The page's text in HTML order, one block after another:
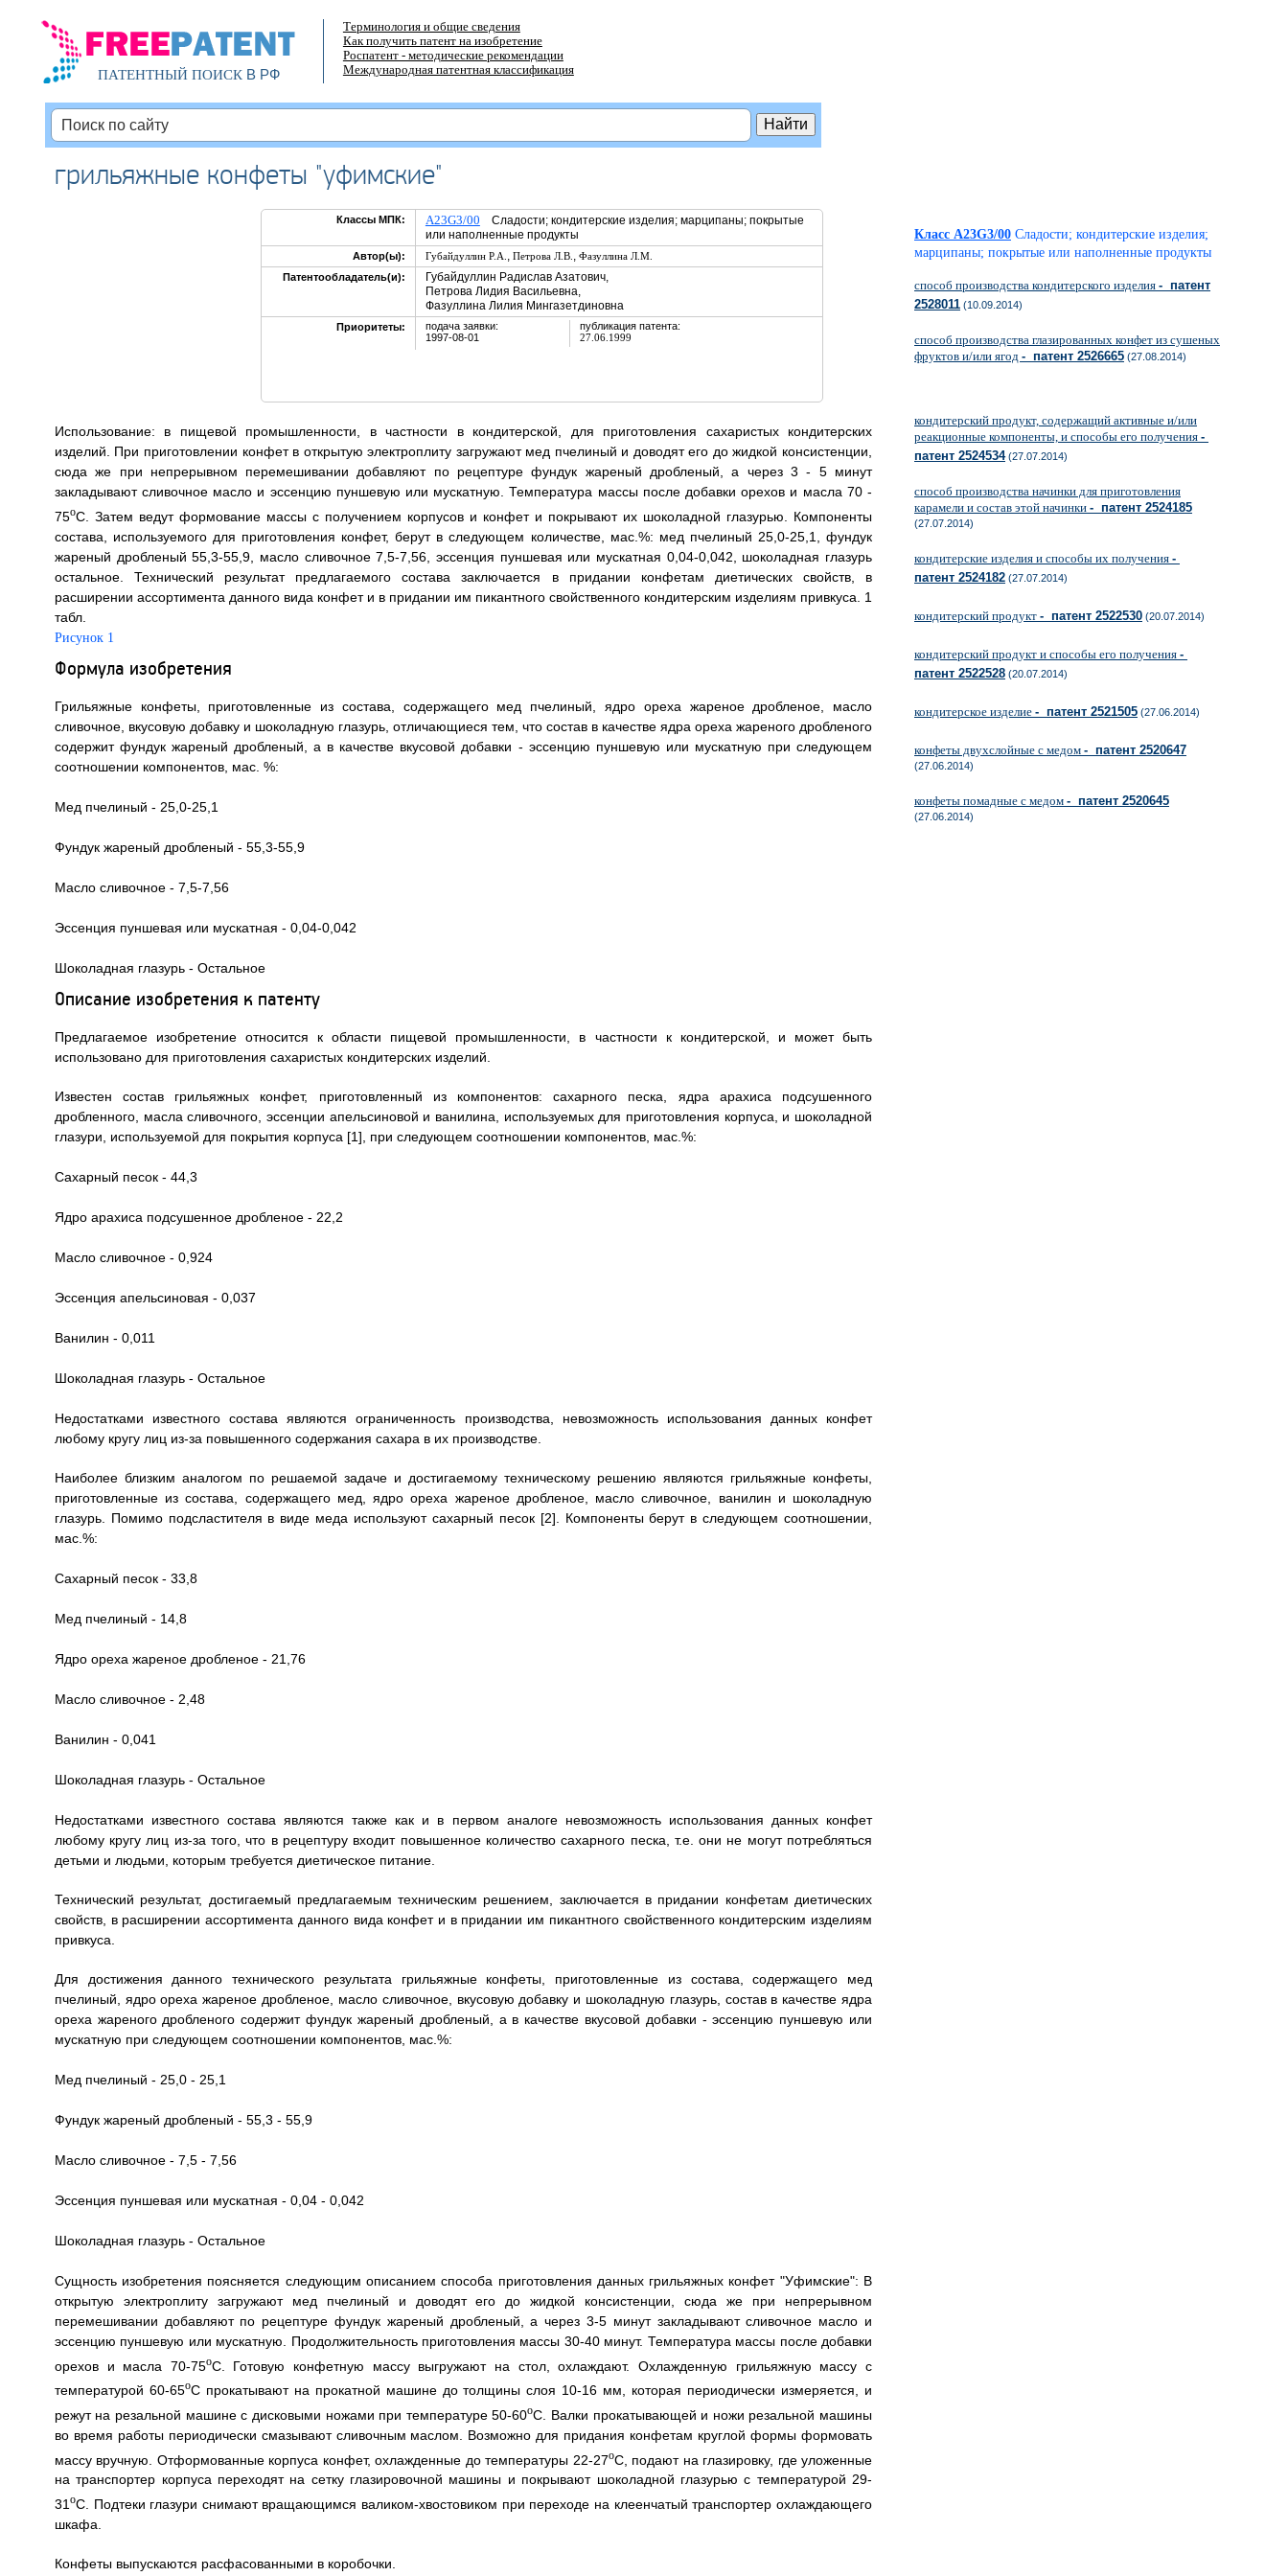
ПАТЕНТНЫЙ ПОИСКВ РФ
Терминология и общие сведения
Как получить патент на изобретение
Роспатент - методические рекомендации
Международная патентная классификация
грильяжные конфеты "уфимские"
Классы МПК: A23G3/00 Сладости; кондитерские изделия; марципаны; покрытые
или наполненные продукты
Автор(ы): Губайдуллин Р.А. , Петрова Л.В. , Фазуллина Л.М.
Патентообладатель(и):
Губайдуллин Радислав Азатович,
Петрова Лидия Васильевна,
Фазуллина Лилия Мингазетдиновна
Приоритеты:
подача заявки:
1997-08-01
публикация патента:
27.06.1999
Использование: в пищевой промышленности, в частности в кондитерской, для приготовления сахаристых кондитерских
изделий. При приготовлении конфет в открытую электроплиту загружают мед пчелиный и доводят его до жидкой консистенции,
сюда же при непрерывном перемешивании добавляют по рецептуре фундук жареный дробленый, а через 3 - 5 минут
закладывают сливочное масло и эссенцию пуншевую или мускатную. Температура массы после добавки орехов и масла 70 -
75oC. Затем ведут формование массы с получением корпусов и конфет и покрывают их шоколадной глазурью. Компоненты
состава, используемого для приготовления конфет, берут в следующем количестве, мас.%: мед пчелиный 25,0-25,1, фундук
жареный дробленый 55,3-55,9, масло сливочное 7,5-7,56, эссенция пуншевая или мускатная 0,04-0,042, шоколадная глазурь
остальное. Технический результат предлагаемого состава заключается в придании конфетам диетических свойств, в
расширении ассортимента данного вида конфет и в придании им пикантного свойственного кондитерским изделиям привкуса. 1
табл.
Рисунок 1
Формула изобретения
Грильяжные конфеты, приготовленные из состава, содержащего мед пчелиный, ядро ореха жареное дробленое, масло
сливочное, вкусовую добавку и шоколадную глазурь, отличающиеся тем, что состав в качестве ядра ореха жареного дробленого
содержит фундук жареный дробленый, а в качестве вкусовой добавки - эссенцию пуншевую или мускатную при следующем
соотношении компонентов, мас. %:
Мед пчелиный - 25,0-25,1
Фундук жареный дробленый - 55,3-55,9
Масло сливочное - 7,5-7,56
Эссенция пуншевая или мускатная - 0,04-0,042
Шоколадная глазурь - Остальное
Описание изобретения к патенту
Предлагаемое изобретение относится к области пищевой промышленности, в частности к кондитерской, и может быть
использовано для приготовления сахаристых кондитерских изделий.
Известен состав грильяжных конфет, приготовленный из компонентов: сахарного песка, ядра арахиса подсушенного
дробленного, масла сливочного, эссенции апельсиновой и ванилина, используемых для приготовления корпуса, и шоколадной
глазури, используемой для покрытия корпуса [1], при следующем соотношении компонентов, мас.%:
Сахарный песок - 44,3
Ядро арахиса подсушенное дробленое - 22,2
Масло сливочное - 0,924
Эссенция апельсиновая - 0,037
Ванилин - 0,011
Шоколадная глазурь - Остальное
Недостатками известного состава являются ограниченность производства, невозможность использования данных конфет
любому кругу лиц из-за повышенного содержания сахара в их производстве.
Наиболее близким аналогом по решаемой задаче и достигаемому техническому решению являются грильяжные конфеты,
приготовленные из состава, содержащего мед, ядро ореха жареное дробленое, масло сливочное, ванилин и шоколадную
глазурь. Помимо подсластителя в виде меда используют сахарный песок [2]. Компоненты берут в следующем соотношении,
мас.%:
Сахарный песок - 33,8
Мед пчелиный - 14,8
Ядро ореха жареное дробленое - 21,76
Масло сливочное - 2,48
Ванилин - 0,041
Шоколадная глазурь - Остальное
Недостатками известного состава являются также как и в первом аналоге невозможность использования данных конфет
любому кругу лиц из-за того, что в рецептуру входит повышенное количество сахарного песка, т.е. они не могут потребляться
детьми и людьми, которым требуется диетическое питание.
Технический результат, достигаемый предлагаемым техническим решением, заключается в придании конфетам диетических
свойств, в расширении ассортимента данного вида конфет и в придании им пикантного свойственного кондитерским изделиям
привкуса.
Для достижения данного технического результата грильяжные конфеты, приготовленные из состава, содержащего мед
пчелиный, ядро ореха жареное дробленое, масло сливочное, вкусовую добавку и шоколадную глазурь, состав в качестве ядра
ореха жареного дробленого содержит фундук жареный дробленый, а в качестве вкусовой добавки - эссенцию пуншевую или
мускатную при следующем соотношении компонентов, мас.%:
Мед пчелиный - 25,0 - 25,1
Фундук жареный дробленый - 55,3 - 55,9
Масло сливочное - 7,5 - 7,56
Эссенция пуншевая или мускатная - 0,04 - 0,042
Шоколадная глазурь - Остальное
Сущность изобретения поясняется следующим описанием способа приготовления данных грильяжных конфет "Уфимские": В
открытую электроплиту загружают мед пчелиный и доводят его до жидкой консистенции, сюда же при непрерывном
перемешивании добавляют по рецептуре фундук жареный дробленый, а через 3-5 минут закладывают сливочное масло и
эссенцию пуншевую или мускатную. Продолжительность приготовления массы 30-40 минут. Температура массы после добавки
орехов и масла 70-75oC. Готовую конфетную массу выгружают на стол, охлаждают. Охлажденную грильяжную массу с
температурой 60-65oC прокатывают на прокатной машине до толщины слоя 10-16 мм, которая периодически измеряется, и
режут на резальной машине с дисковыми ножами при температуре 50-60oC. Валки прокатывающей и ножи резальной машины
во время работы периодически смазывают сливочным маслом. Возможно для придания конфетам круглой формы формовать
массу вручную. Отформованные корпуса конфет, охлажденные до температуры 22-27oC, подают на глазировку, где уложенные
на транспортер корпуса переходят на сетку глазировочной машины и покрывают шоколадной глазурью с температурой 29-
31 oC. Подтеки глазури снимают вращающимся валиком-хвостовиком при переходе на клеенчатый транспортер охлаждающего
шкафа.
Конфеты выпускаются расфасованными в коробочки.
Класс A23G3/00 Сладости; кондитерские изделия;
марципаны; покрытые или наполненные продукты
способ производства кондитерского изделия - патент
2528011 (10.09.2014)
способ производства глазированных конфет из сушеных
фруктов и/или ягод - патент 2526665 (27.08.2014)
кондитерский продукт, содержащий активные и/или
реакционные компоненты, и способы его получения -
патент 2524534(27.07.2014)
способ производства начинки для приготовления
карамели и состав этой начинки - патент 2524185
(27.07.2014)
кондитерские изделия и способы их получения -
патент 2524182 (27.07.2014)
кондитерский продукт - патент 2522530 (20.07.2014)
кондитерский продукт и способы его получения -
патент 2522528 (20.07.2014)
кондитерское изделие - патент 2521505 (27.06.2014)
конфеты двухслойные с медом - патент 2520647
(27.06.2014)
конфеты помадные с медом - патент 2520645
(27.06.2014)